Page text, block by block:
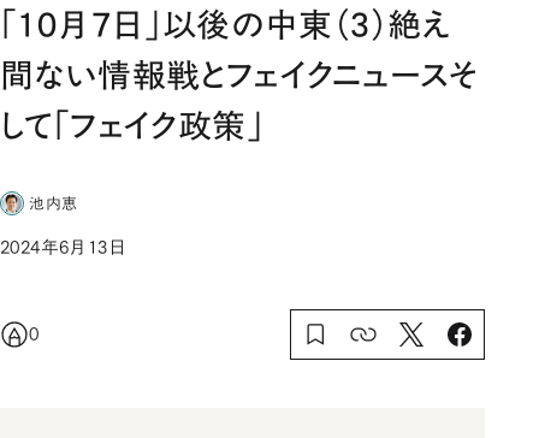
「10月7日」以後の中東（3）絶え
間ない情報戦とフェイクニュースそ
して「フェイク政策」
池内恵
2024年6月13日
0